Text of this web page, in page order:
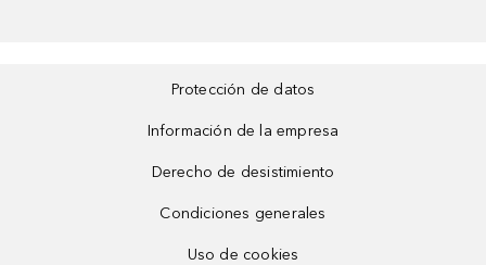
Protección de datos
Información de la empresa
Derecho de desistimiento
Condiciones generales
Uso de cookies